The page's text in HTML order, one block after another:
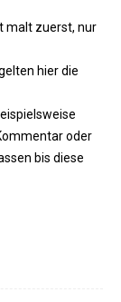
malt zuerst, nur
hier die
oder
bis diese